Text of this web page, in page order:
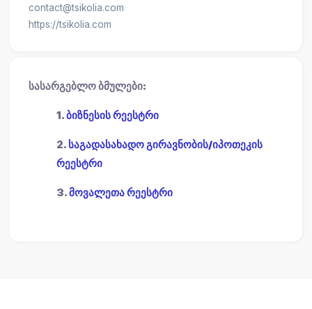
contact@tsikolia.com
https://tsikolia.com
სასარგებლო ბმულები:
1.ბიზნესის რეესტრი
2. საგადასახადო გირავნობის/იპოთეკის
რეესტრი
3.მოვალეთა რეესტრი